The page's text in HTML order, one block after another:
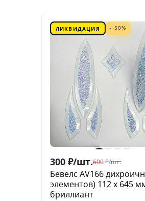
ЛИКВИДАЦИЯ - 50%
300 ₽/шт.600 ₽/шт.
Бевелс AV166
элементов) 112 х 645
бриллиант